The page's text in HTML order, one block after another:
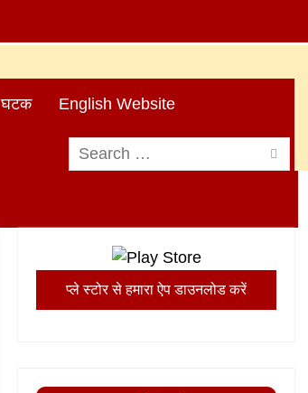
English Website
Search
for:
प्ले स्टोर से हमारा ऐप डाउनलोड करें